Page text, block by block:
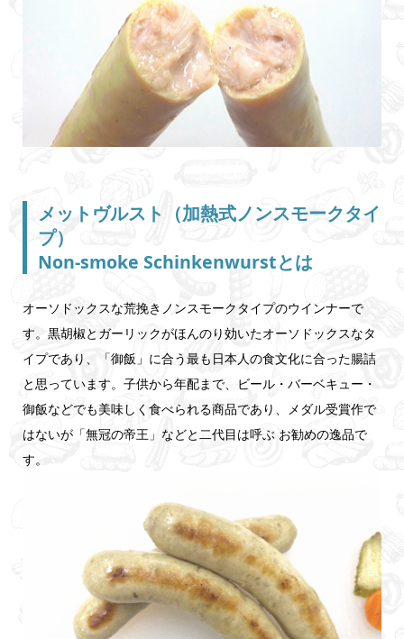
メットヴルスト（加熱式ノンスモークタイ
プ）
Non-smoke Schinkenwurstとは
オーソドックスな荒挽きノンスモークタイプのウインナーで
す。黒胡椒とガーリックがほんのり効いたオーソドックスなタ
イプであり、「御飯」に合う最も日本人の食文化に合った腸詰
と思っています。子供から年配まで、ビール・バーベキュー・
御飯などでも美味しく食べられる商品であり、メダル受賞作で
はないが「無冠の帝王」などと二代目は呼ぶ お勧めの逸品で
す。